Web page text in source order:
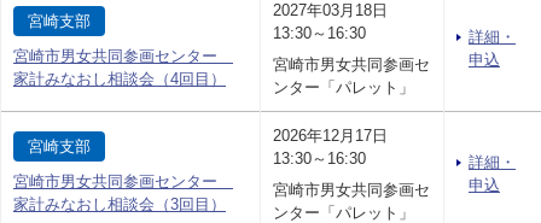
宮崎支部
宮崎市男女共同参画センター
家計みなおし相談会（4回目）
2027年03月18日
13:30～16:30
宮崎市男女共同参画セ
ンター「パレット」
詳細・
申込
宮崎支部
宮崎市男女共同参画センター
家計みなおし相談会（3回目）
2026年12月17日
13:30～16:30
宮崎市男女共同参画セ
ンター「パレット」
詳細・
申込